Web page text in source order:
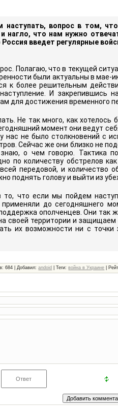
наступать, вопрос в том,
нагло, что нам нужно
введет регулярные
Полагаю, что в текущей
были актуальны в
к более решительным
И закрепившись
для достижения временного
Не так много, как
момент они ведут
нас не было столкновений с
Сейчас же они близко не
о чем говорю. Тактика
по количеству обстрелов
передовой, и количество
поднять голову и выйти из
что если мы пойдем
применяли до сегодняшнего
ополченцев. Они так
своей территории и защищаем
их возможности ни с точки
: 684 |Добавил:andoid |Теги:война в Украине